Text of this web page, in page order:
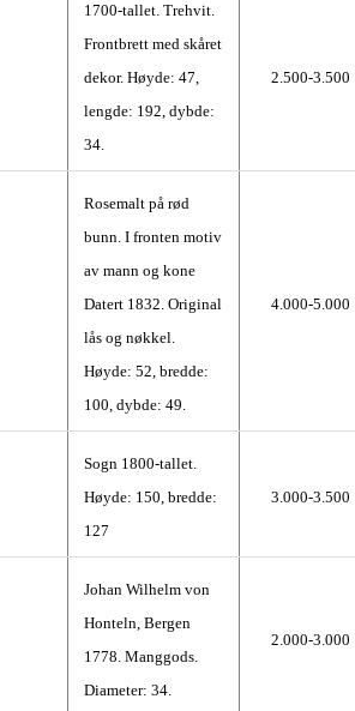
1700-tallet. Trehvit.
Frontbrett med skåret
dekor. Høyde: 47,
lengde: 192, dybde:
34.
2.500-3.500
Rosemalt på rød
bunn. I fronten motiv
av mann og kone
Datert 1832. Original
lås og nøkkel.
Høyde: 52, bredde:
100, dybde: 49.
4.000-5.000
Sogn 1800-tallet.
Høyde: 150, bredde:
127
3.000-3.500
Johan Wilhelm von
Honteln, Bergen
1778. Manggods.
Diameter: 34.
2.000-3.000